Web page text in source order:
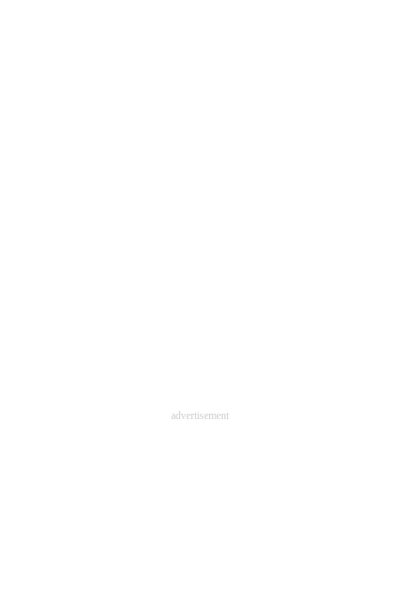
advertisement